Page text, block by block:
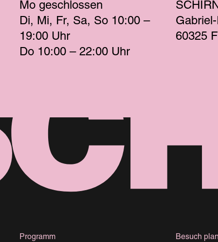
Mo geschlossen
Di
Mi Fr Sa So 10:00 –
19:00 Uhr
Do 10:00 – 22:00 Uhr
60325
Programm Besuch